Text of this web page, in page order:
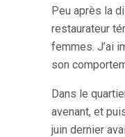
Peu après la
restaurateur
femmes. J’ai
son
Dans le
avenant, et
juin dernier